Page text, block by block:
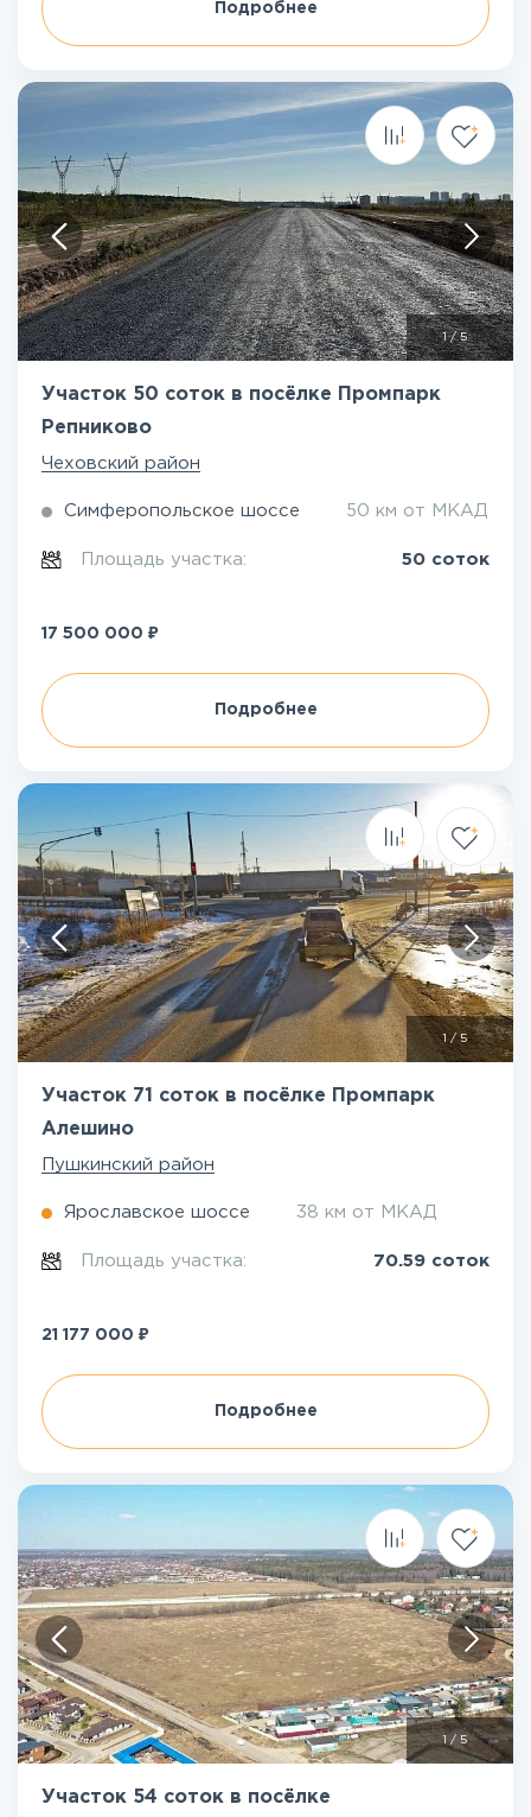
Подробнее
1/5
Участок 50 соток в посёлке Промпарк
Репниково
Чеховский район
Симферопольское шоссе 50 км от МКАД
Площадь участка: 50 соток
17 500 000 ₽
Подробнее
1 / 5
Участок 71 соток в посёлке Промпарк
Алешино
Пушкинский район
Ярославское шоссе 38 км от МКАД
Площадь участка: 70.59 соток
21 177 000 ₽
Подробнее
/ 5
Участок 54 соток в посёлке